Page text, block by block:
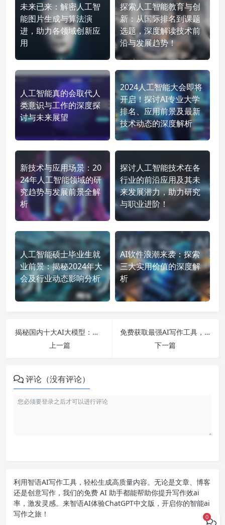
未来已来：解密人工智
能图片生成与算法演
进，助力各领域创新应
用
探索人工智能教育与创
新：从国际排名到课题
选题，深度解读技术前
沿与发展趋势！
人工智能真的会取代人
类意识与工作的深度探
讨与未来展望
2024人工智能大会即将
开启！探讨AI专业大学
排名、应用前景及最新
技术动态的深度解析
新技术与应用场景：20
24年人工智能领域的研
究趋势与发展前景全解
析
探讨人工智能技术在各
行业的前沿应用及其未
来发展潜力，助力研究
与职业进阶！
人工智能硕士毕业生就
业前景：揭秘2024年大
会及行业动态影响分析
AI软件浪潮来袭：探索
三大实用价值的深度解
析
揭秘国内十大AI大模型：下载、应用与预测未来的全面分析！
上一篇
免费获取最强AI写作工具，教你如何用AI撰写高质量文章并盈利
下一篇
评论（没有评论）
利用智语AI写作工具，轻松生成高质量内容。无论是文章、博客
还是创意写作，我们的免费 AI 助手都能帮助你提升写作效ai
率，激发灵感。来智语AI体验ChatGPT中文版 ，开启你的智能ai
写作之旅！
0